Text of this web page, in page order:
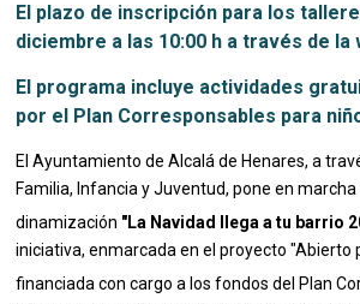
El plazo de inscripción para los
diciembre a las 10:00 h a través de la
El programa incluye actividades
por el Plan Corresponsables para
El Ayuntamiento de Alcalá de Henares, a
Familia, Infancia y Juventud, pone en
dinamización "La Navidad llega a tu barrio
iniciativa, enmarcada en el proyecto "Abierto
financiada con cargo a los fondos del Plan